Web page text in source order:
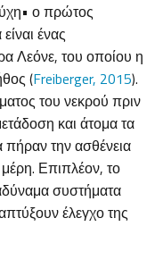
ο πρώτος
ένας
Λεόνε, του οποίου η
(Freiberger, 2015).
του νεκρού πριν
και άτομα τα
την ασθένεια
Επιπλέον, το
συστήματα
έλεγχο της